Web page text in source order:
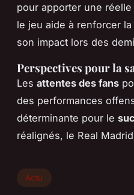
pour apporter une
le jeu aide à renforcer la
son impact lors des
Perspectives pour la
Les attentes des fans
des performances
déterminante pour le
réalignés, le Real
Actu